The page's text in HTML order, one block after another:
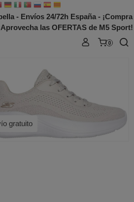
- Envíos 24/72h España - ¡Compra
las OFERTAS de M5 Sport!
0
gratuito